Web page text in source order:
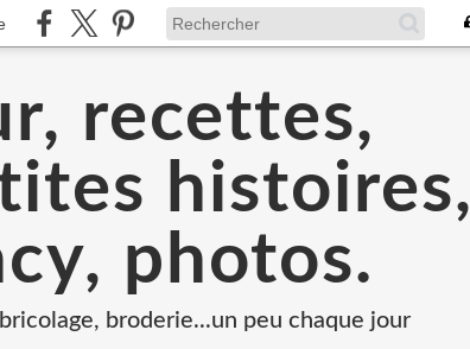
recettes,
histoires,
photos.
broderie...un peu chaque jour